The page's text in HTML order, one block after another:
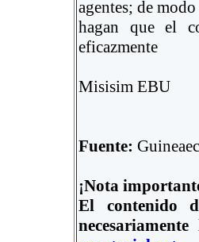
agentes; de
hagan que el
eficazmente
Misisim EBU
Fuente:
¡Nota
El contenido